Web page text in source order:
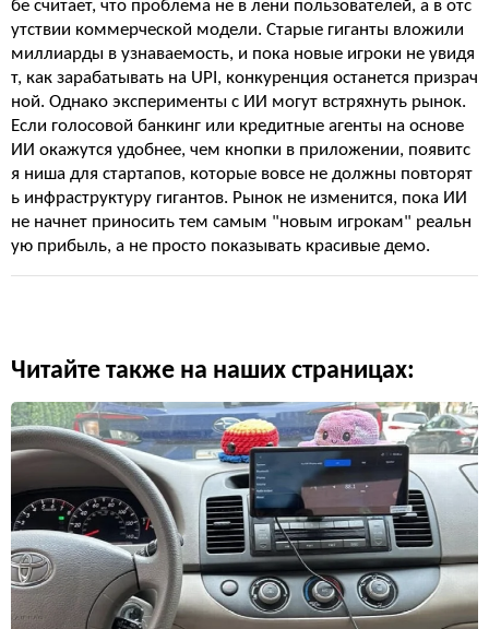
бе считает, что проблема не в лени пользователей, а в отс
утствии коммерческой модели. Старые гиганты вложили
миллиарды в узнаваемость, и пока новые игроки не увидя
т, как зарабатывать на UPI, конкуренция останется призрач
ной. Однако эксперименты с ИИ могут встряхнуть рынок.
Если голосовой банкинг или кредитные агенты на основе
ИИ окажутся удобнее, чем кнопки в приложении, появитс
я ниша для стартапов, которые вовсе не должны повторят
ь инфраструктуру гигантов. Рынок не изменится, пока ИИ
не начнет приносить тем самым "новым игрокам" реальн
ую прибыль, а не просто показывать красивые демо.
Читайте также на наших страницах: